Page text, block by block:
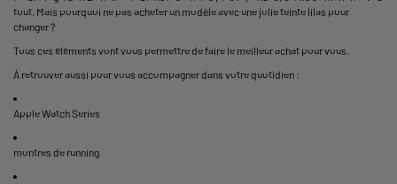
tout. Mais pourquoi ne pas acheter un modèle avec une jolie teinte lilas pour
changer ?
Tous ces éléments vont vous permettre de faire le meilleur achat pour vous.
À retrouver aussi pour vous accompagner dans votre quotidien :
Apple Watch Series
montres de running